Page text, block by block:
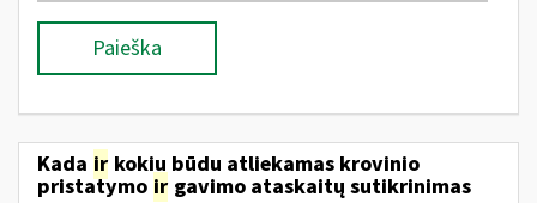
Paieška
Kada ir kokiu būdu atliekamas krovinio
pristatymo ir gavimo ataskaitų sutikrinimas